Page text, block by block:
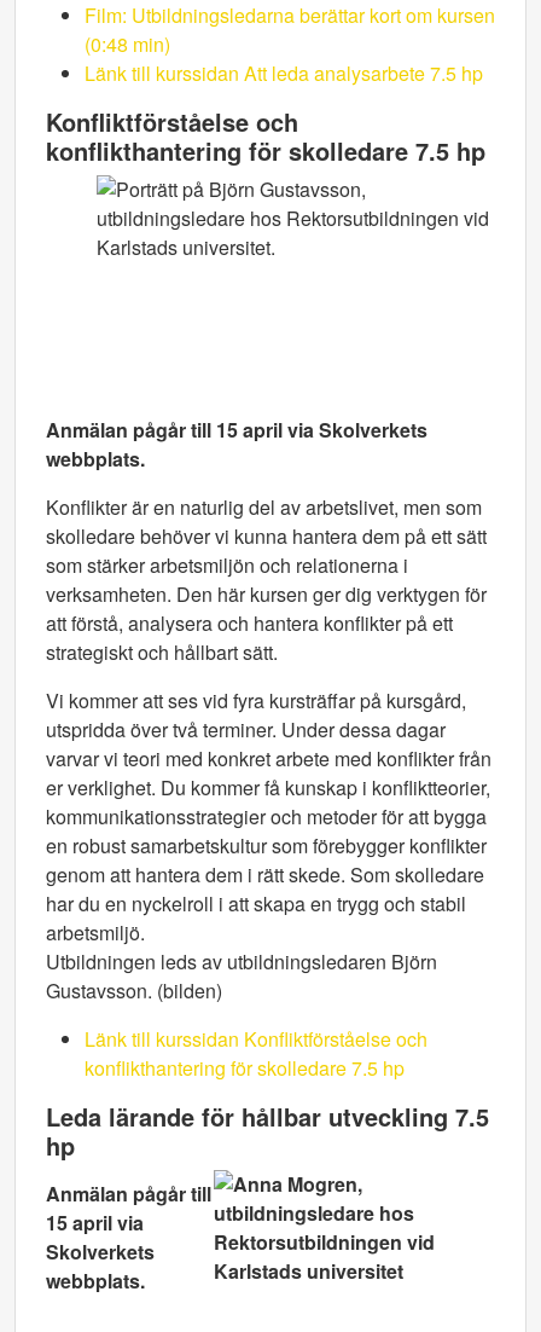
Film: Utbildningsledarna berättar kort om kursen
(0:48 min)
Länk till kurssidan Att leda analysarbete 7.5 hp
Konfliktförståelse och
konflikthantering för skolledare 7.5 hp
Anmälan pågår till 15 april via Skolverkets
webbplats.
Konflikter är en naturlig del av arbetslivet, men som
skolledare behöver vi kunna hantera dem på ett sätt
som stärker arbetsmiljön och relationerna i
verksamheten. Den här kursen ger dig verktygen för
att förstå, analysera och hantera konflikter på ett
strategiskt och hållbart sätt.
Vi kommer att ses vid fyra kursträffar på kursgård,
utspridda över två terminer. Under dessa dagar
varvar vi teori med konkret arbete med konflikter från
er verklighet. Du kommer få kunskap i konfliktteorier,
kommunikationsstrategier och metoder för att bygga
en robust samarbetskultur som förebygger konflikter
genom att hantera dem i rätt skede. Som skolledare
har du en nyckelroll i att skapa en trygg och stabil
arbetsmiljö.
Utbildningen leds av utbildningsledaren Björn
Gustavsson. (bilden)
Länk till kurssidan Konfliktförståelse och
konflikthantering för skolledare 7.5 hp
Leda lärande för hållbar utveckling 7.5
hp
Anmälan pågår till
15 april via
Skolverkets
webbplats.